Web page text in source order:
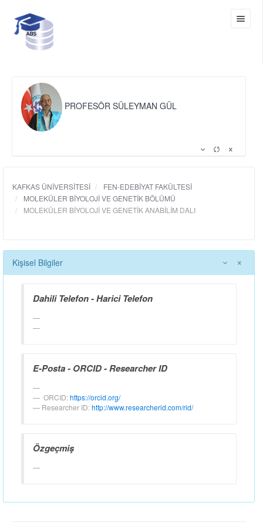
PROFESÖR SÜLEYMAN GÜL
KAFKAS ÜNİVERSİTESİ
FEN-EDEBİYAT FAKÜLTESİ
MOLEKÜLER BİYOLOJİ VE GENETİK BÖLÜMÜ
MOLEKÜLER BİYOLOJİ VE GENETİK ANABİLİM DALI
Kişisel Bilgiler
Dahili Telefon - Harici Telefon
E-Posta - ORCID - Researcher ID
ORCID:https://orcid.org/
Researcher ID:http://www.researcherid.com/rid/
Özgeçmiş